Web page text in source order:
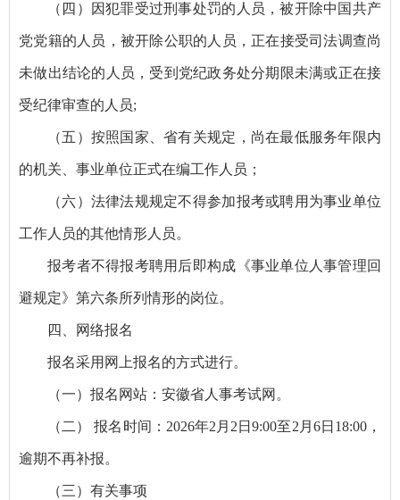
（四）因犯罪受过刑事处罚的人员，被开除中国共产
党党籍的人员，被开除公职的人员，正在接受司法调查尚
未做出结论的人员，受到党纪政务处分期限未满或正在接
受纪律审查的人员;
（五）按照国家、省有关规定，尚在最低服务年限内
的机关、事业单位正式在编工作人员；
（六）法律法规规定不得参加报考或聘用为事业单位
工作人员的其他情形人员。
报考者不得报考聘用后即构成《事业单位人事管理回
避规定》第六条所列情形的岗位。
四、网络报名
报名采用网上报名的方式进行。
（一）报名网站：安徽省人事考试网。
（二） 报名时间：2026年2月2日9:00至2月6日18:00，
逾期不再补报。
（三）有关事项